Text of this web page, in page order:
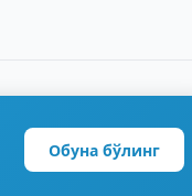
Обуна бўлинг